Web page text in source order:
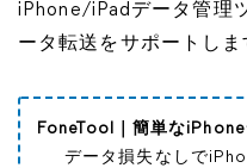
iPhone/iPadデータ管理
ータ転送をサポートしま
FoneTool｜簡単な
データ損失なしで